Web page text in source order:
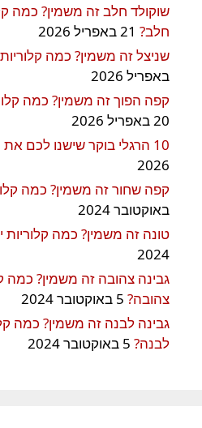
שוקולד חלב זה משמין? כמה
חלב? 21 באפריל 2026
שניצל זה משמין? כמה
באפריל 2026
קפה הפוך זה משמין? כמה
20 באפריל 2026
10 הרגלי בוקר שישנו לכם את החיים
2026
קפה שחור זה משמין? כמה
באוקטובר 2024
טונה זה משמין? כמה קלוריות
2024
גבינה צהובה זה משמין? כמה
צהובה? 5 באוקטובר 2024
גבינה לבנה זה משמין? כמה
לבנה? 5 באוקטובר 2024